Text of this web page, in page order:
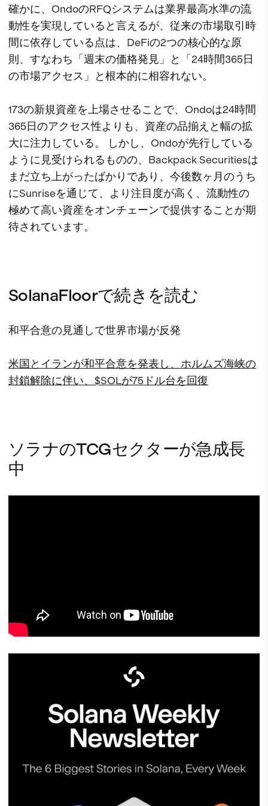
確かに、OndoのRFQシステムは業界最高水準の流
動性を実現していると言えるが、従来の市場取引時
間に依存している点は、DeFiの2つの核心的な原
則、すなわち「週末の価格発見」と「24時間365日
の市場アクセス」と根本的に相容れない。
173の新規資産を上場させることで、Ondoは24時間
365日のアクセス性よりも、資産の品揃えと幅の拡
大に注力している。 しかし、Ondoが先行している
ように見受けられるものの、Backpack Securitiesは
まだ立ち上がったばかりであり、今後数ヶ月のうち
にSunriseを通じて、より注目度が高く、流動性の
極めて高い資産をオンチェーンで提供することが期
待されています。
SolanaFloorで続きを読む
和平合意の見通しで世界市場が反発
米国とイランが和平合意を発表し、ホルムズ海峡の
封鎖解除に伴い、$SOLが75ドル台を回復
ソラナのTCGセクターが急成長
中